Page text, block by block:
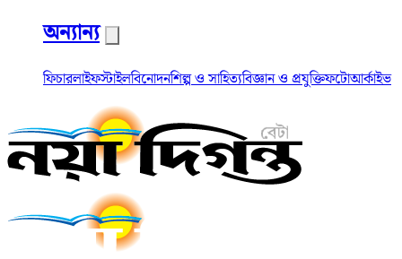
অন্যান্য
ফিচারলাইফস্টাইলবিনোদনশিল্প ও সাহিত্যবিজ্ঞান ও প্রযুক্তিফটোআর্কাইভ